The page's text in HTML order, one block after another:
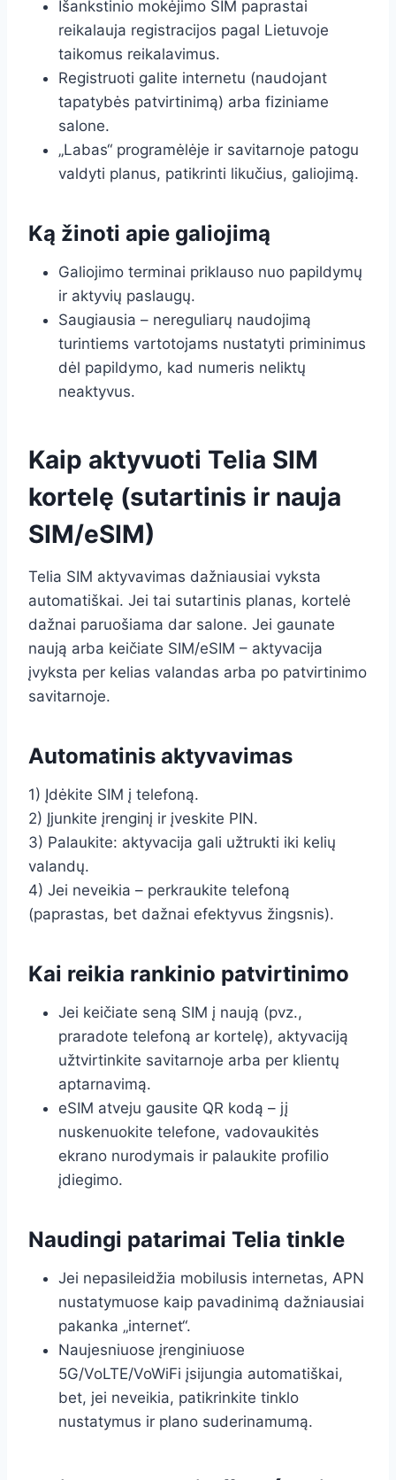
Išankstinio mokėjimo SIM paprastai
reikalauja registracijos pagal Lietuvoje
taikomus reikalavimus.
Registruoti galite internetu (naudojant
tapatybės patvirtinimą) arba fiziniame
salone.
„Labas“ programėlėje ir savitarnoje patogu
valdyti planus, patikrinti likučius, galiojimą.
Ką žinoti apie galiojimą
Galiojimo terminai priklauso nuo papildymų
ir aktyvių paslaugų.
Saugiausia – nereguliarų naudojimą
turintiems vartotojams nustatyti priminimus
dėl papildymo, kad numeris neliktų
neaktyvus.
Kaip aktyvuoti Telia SIM
kortelę (sutartinis ir nauja
SIM/eSIM)
Telia SIM aktyvavimas dažniausiai vyksta
automatiškai. Jei tai sutartinis planas, kortelė
dažnai paruošiama dar salone. Jei gaunate
naują arba keičiate SIM/eSIM – aktyvacija
įvyksta per kelias valandas arba po patvirtinimo
savitarnoje.
Automatinis aktyvavimas
1) Įdėkite SIM į telefoną.
2) Įjunkite įrenginį ir įveskite PIN.
3) Palaukite: aktyvacija gali užtrukti iki kelių
valandų.
4) Jei neveikia – perkraukite telefoną
(paprastas, bet dažnai efektyvus žingsnis).
Kai reikia rankinio patvirtinimo
Jei keičiate seną SIM į naują (pvz.,
praradote telefoną ar kortelę), aktyvaciją
užtvirtinkite savitarnoje arba per klientų
aptarnavimą.
eSIM atveju gausite QR kodą – jį
nuskenuokite telefone, vadovaukitės
ekrano nurodymais ir palaukite profilio
įdiegimo.
Naudingi patarimai Telia tinkle
Jei nepasileidžia mobilusis internetas, APN
nustatymuose kaip pavadinimą dažniausiai
pakanka „internet“.
Naujesniuose įrenginiuose
5G/VoLTE/VoWiFi įsijungia automatiškai,
bet, jei neveikia, patikrinkite tinklo
nustatymus ir plano suderinamumą.